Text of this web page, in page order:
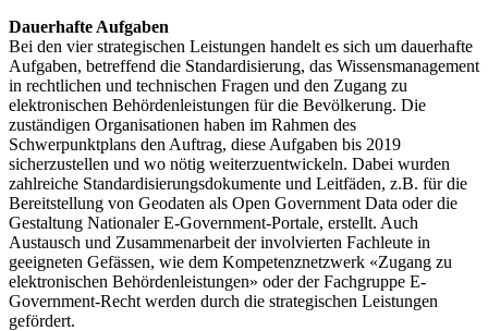
Dauerhafte Aufgaben
Bei den vier strategischen Leistungen handelt es sich um dauerhafte
Aufgaben, betreffend die Standardisierung, das Wissensmanagement
in rechtlichen und technischen Fragen und den Zugang zu
elektronischen Behördenleistungen für die Bevölkerung. Die
zuständigen Organisationen haben im Rahmen des
Schwerpunktplans den Auftrag, diese Aufgaben bis 2019
sicherzustellen und wo nötig weiterzuentwickeln. Dabei wurden
zahlreiche Standardisierungsdokumente und Leitfäden, z.B. für die
Bereitstellung von Geodaten als Open Government Data oder die
Gestaltung Nationaler E-Government-Portale, erstellt. Auch
Austausch und Zusammenarbeit der involvierten Fachleute in
geeigneten Gefässen, wie dem Kompetenznetzwerk «Zugang zu
elektronischen Behördenleistungen» oder der Fachgruppe E-
Government-Recht werden durch die strategischen Leistungen
gefördert.